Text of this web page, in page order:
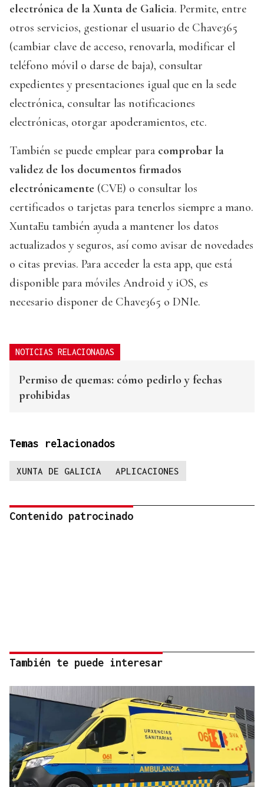
electrónica de la Xunta de Galicia. Permite, entre
otros servicios, gestionar el usuario de Chave365
(cambiar clave de acceso, renovarla, modificar el
teléfono móvil o darse de baja), consultar
expedientes y presentaciones igual que en la sede
electrónica, consultar las notificaciones
electrónicas, otorgar apoderamientos, etc.
También se puede emplear para comprobar la
validez de los documentos firmados
electrónicamente (CVE) o consultar los
certificados o tarjetas para tenerlos siempre a mano.
XuntaEu también ayuda a mantener los datos
actualizados y seguros, así como avisar de novedades
o citas previas. Para acceder la esta app, que está
disponible para móviles Android y iOS, es
necesario disponer de Chave365 o DNIe.
NOTICIAS RELACIONADAS
Permiso de quemas: cómo pedirlo y fechas
prohibidas
Temas relacionados
XUNTA DE GALICIA APLICACIONES
Contenido patrocinado
También te puede interesar